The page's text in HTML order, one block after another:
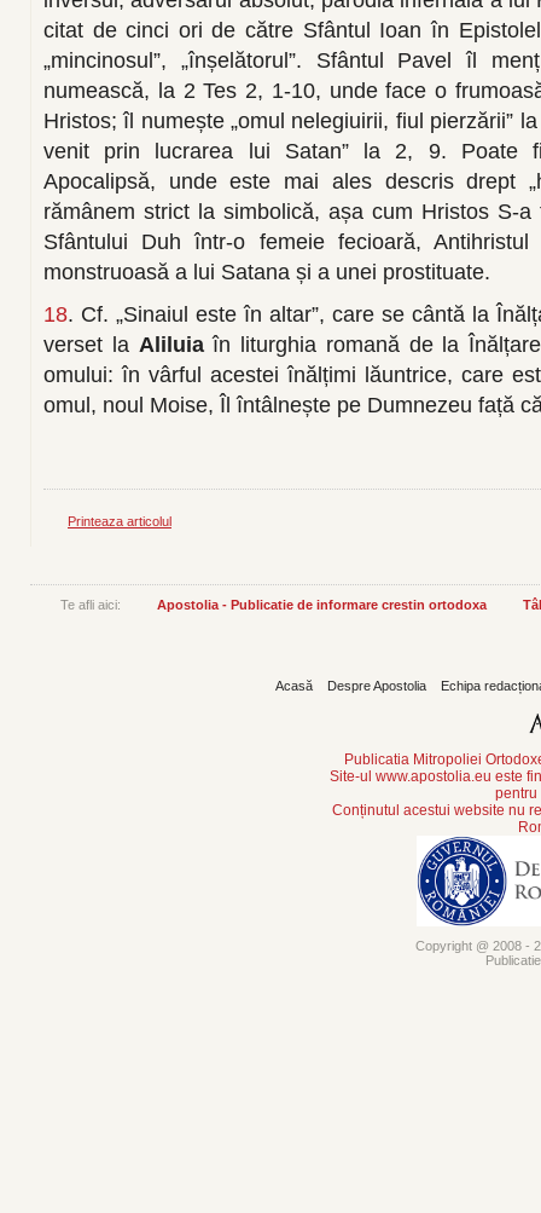
citat de cinci ori de către Sfântul Ioan în
„mincinosul”, „înșelătorul”. Sfântul Pavel îl
numească, la 2 Tes 2, 1-10, unde face o
Hristos; îl numește „omul nelegiuirii, fiul pierzării”
venit prin lucrarea lui Satan” la 2, 9. Poate
Apocalipsă, unde este mai ales descris drept
rămânem strict la simbolică, așa cum Hristos S-
Sfântului Duh într-o femeie fecioară,
monstruoasă a lui Satana și a unei prostituate.
18. Cf. „Sinaiul este în altar”, care se cântă la
verset la Aliluiaîn liturghia romană de la
omului: în vârful acestei înălțimi lăuntrice, care
omul, noul Moise, Îl întâlnește pe Dumnezeu față
Printeaza articolul
Te afli aici: Apostolia - Publicatie de informare crestin ortodoxa
Acasă Despre Apostolia Echipa
Publicatia Mitropoliei
Site-ul www.apostolia.eu este
pentru
Conținutul acestui website nu
Copyright @ 2008 -